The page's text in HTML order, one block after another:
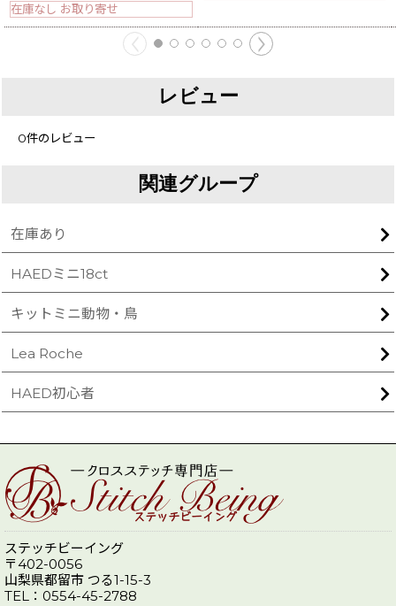
在庫なし お取り寄せ
レビュー
0件のレビュー
関連グループ
在庫あり
HAEDミニ18ct
キットミニ動物・鳥
Lea Roche
HAED初心者
ステッチビーイング
〒402-0056
山梨県都留市 つる1-15-3
TEL：0554-45-2788